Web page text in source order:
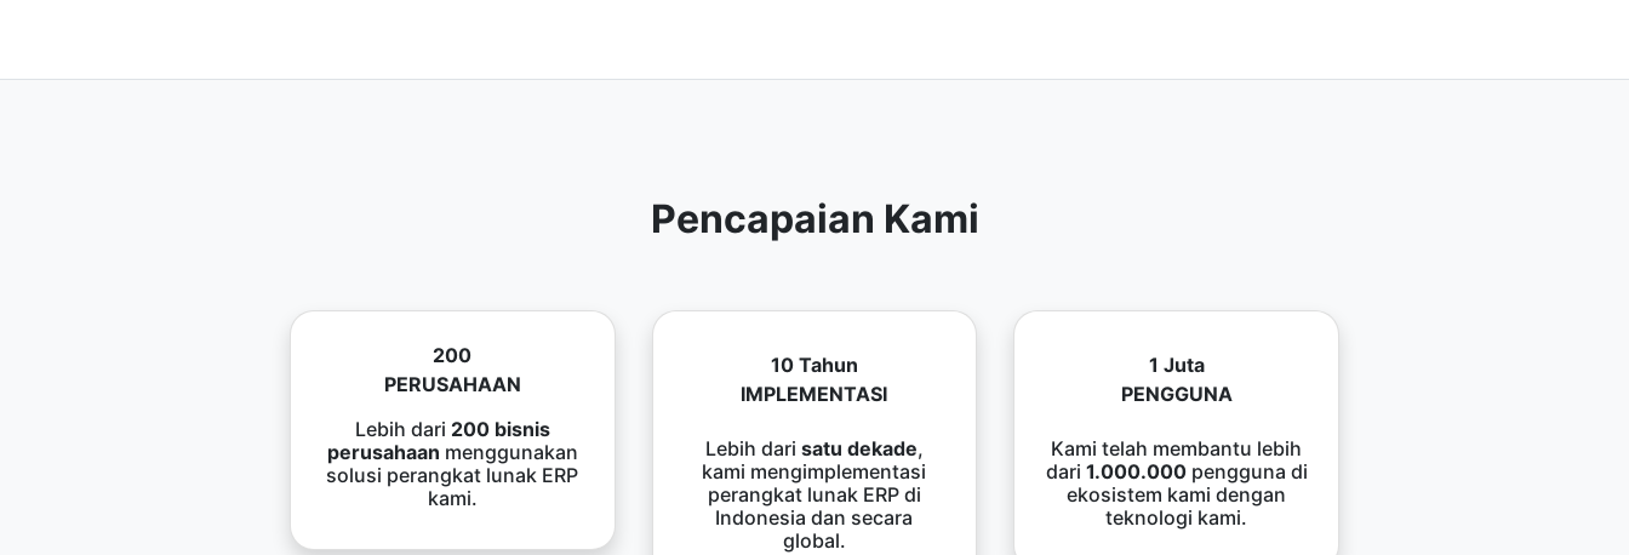
Pencapaian Kami
200
PERUSAHAAN
Lebih dari 200 bisnis
perusahaan menggunakan
solusi perangkat lunak ERP
kami.
10 Tahun
IMPLEMENTASI
Lebih dari satu dekade,
kami mengimplementasi
perangkat lunak ERP di
Indonesia dan secara
global.
1 Juta
PENGGUNA
Kami telah membantu lebih
dari 1.000.000pengguna di
ekosistem kami dengan
teknologi kami.